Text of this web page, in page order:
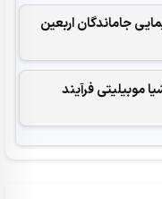
جاماندگان اربعین
موبیلیتی فرآیند